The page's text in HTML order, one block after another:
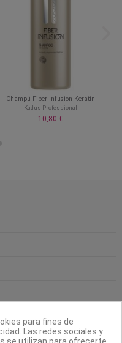
Champú Fiber Infusion Keratin
Kadus Professional
10,80 €
para fines de
Las redes sociales y